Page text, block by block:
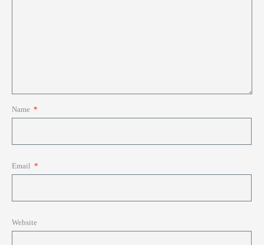
Name *
Email *
Website